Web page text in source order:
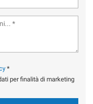
*
per finalità di marketing